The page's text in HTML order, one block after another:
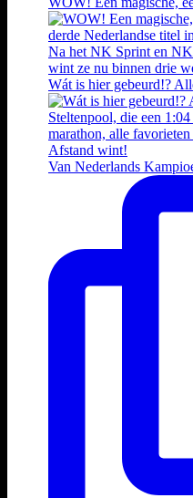
Wát is hier gebeurd!?
Van Nederlands